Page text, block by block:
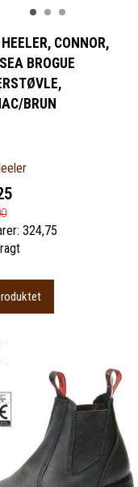
CONNOR,
BROGUE
BRUN
324,75